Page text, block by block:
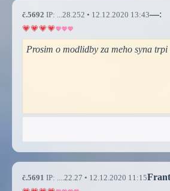
č.5692 IP: ...28.252 • 12.12.2020 13:43—:
Prosim o modlidby za meho syna
č.5691 IP: ....22.27 • 12.12.2020 11:15